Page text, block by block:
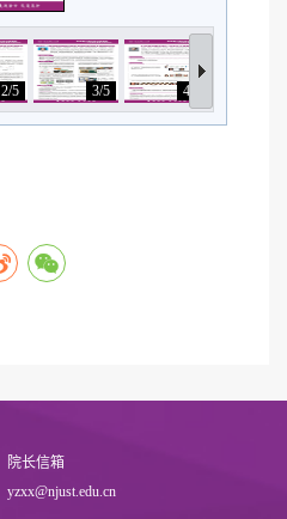
2/5 3/5 4/5
院长信箱
yzxx@njust.edu.cn